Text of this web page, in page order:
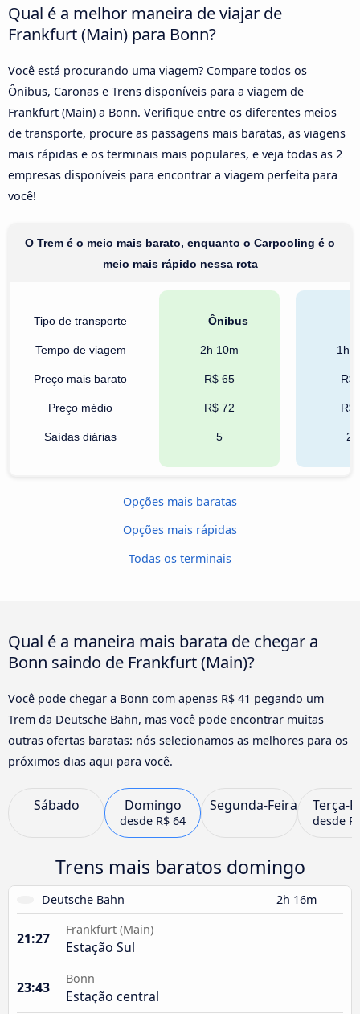
Qual é a melhor maneira de viajar de
Frankfurt (Main) para Bonn?
Você está procurando uma viagem? Compare todos os
Ônibus, Caronas e Trens disponíveis para a viagem de
Frankfurt (Main) a Bonn. Verifique entre os diferentes meios
de transporte, procure as passagens mais baratas, as viagens
mais rápidas e os terminais mais populares, e veja todas as 2
empresas disponíveis para encontrar a viagem perfeita para
você!
O Trem é o meio mais barato, enquanto o Carpooling é o
meio mais rápido nessa rota
Tipo de transporte
Tempo de viagem
Preço mais barato
Preço médio
Saídas diárias
Ônibus
2h 10m
R$ 65
R$ 72
5
1h
R$
R$
Opções mais baratas
Opções mais rápidas
Todas os terminais
Qual é a maneira mais barata de chegar a
Bonn saindo de Frankfurt (Main)?
Você pode chegar a Bonn com apenas R$ 41 pegando um
Trem da Deutsche Bahn, mas você pode encontrar muitas
outras ofertas baratas: nós selecionamos as melhores para os
próximos dias aqui para você.
Sábado Domingo
desde R$ 64
Segunda-Feira Terça-
desde
Trens mais baratos domingo
Deutsche Bahn 2h 16m
21:27
Frankfurt (Main)
Estação Sul
23:43
Bonn
Estação central